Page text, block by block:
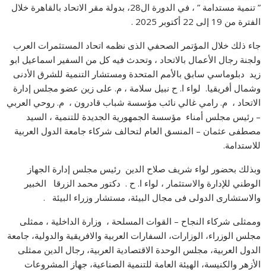
” تنمية مستدامة ” ، في الدورة ال28، بدولة مقر الاتحاد بالقاهرة خلال
الفترة من 19 إلى 22 أكتوبر 2025 .
جاء ذلك خلال المؤتمر الصحفي الذى نظمه اتحاد المستثمرات العرب
ولجنة رجال الأعمال بالاتحاد ، وتحدث فيه كل من السفير اسماعيل ابو
زيد دبلوماسي سابق بالأمم المتحدة ومستشار التنمية للشرق الأدنى
وشمال أفريقيا. لواء ا. ح نبيل سلامة ، م. على زين عضو مجلس إدارة
الاتحاد ، م. رامي غالي نائب مؤسسة شباب قادرون ، م. روحي العربي
– رئيس مجلس أمناء مؤسسة الجمهورية الجديدة للتنمية ، السيد
مصطفى عثمان – المنسق العام لتحالف شركاء جامعة الدول العربية
للاستدامة.
وبذلك بحضور لواء شريف صلاح الدين رئيس مجلس إدارة الجهاز
الوطني للإدارة والاستثمار ، لواء ا. ح . دكتور محمد الزرقا الخبير
والاستشارى الدولى فى مجال البيئة، مستشار وزراء البيئة .
وممثلى شركاء النجاح – القوات المسلحة ، وزارة الداخلية ، ممثلى
مجلس الوزراء، الوزارات، السفارات العربية والافريقية والدولية، جامعة
الدول العربية، مجلس الوحدة الاقتصادية العربية، رجال الدين ممثلى
الأزهر والكنيسة، الهيئة العامة للتنمية الصناعية، جهاز المشروعات